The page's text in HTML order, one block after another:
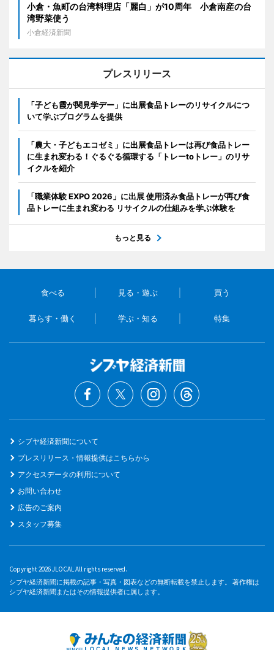
小倉・魚町の台湾料理店「麗白」が10周年 小倉南産の台
湾野菜使う
小倉経済新聞
プレスリリース
「子ども霞が関見学デー」に出展食品トレーのリサイクルにつ
いて学ぶプログラムを提供
「農大・子どもエコゼミ」に出展食品トレーは再び食品トレー
に生まれ変わる！ぐるぐる循環する「トレーtoトレー」のリサ
イクルを紹介
「職業体験 EXPO 2026」に出展 使用済み食品トレーが再び食
品トレーに生まれ変わる リサイクルの仕組みを学ぶ体験を
もっと見る
食べる 見る・遊ぶ 買う
暮らす・働く 学ぶ・知る 特集
シブヤ経済新聞について
プレスリリース・情報提供はこちらから
アクセスデータの利用について
お問い合わせ
広告のご案内
スタッフ募集
Copyright 2026 JLOCAL All rights reserved.
シブヤ経済新聞に掲載の記事・写真・図表などの無断転載を禁止します。 著作権は
シブヤ経済新聞またはその情報提供者に属します。